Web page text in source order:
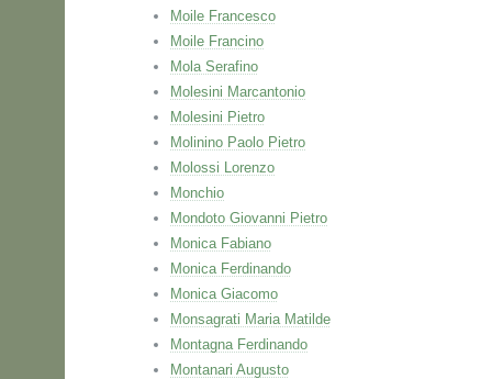
Moile Francesco
Moile Francino
Mola Serafino
Molesini Marcantonio
Molesini Pietro
Molinino Paolo Pietro
Molossi Lorenzo
Monchio
Mondoto Giovanni Pietro
Monica Fabiano
Monica Ferdinando
Monica Giacomo
Monsagrati Maria Matilde
Montagna Ferdinando
Montanari Augusto